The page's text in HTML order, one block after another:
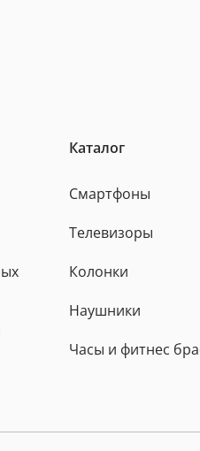
Каталог
Смартфоны
Телевизоры
Колонки
Наушники
Часы и фитнес